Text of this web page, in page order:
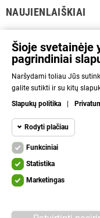
NAUJIENLAIŠKIAI
informaciją rasite
Aš sutinku su
INFORMACIJA
NAUDINGA
KITA
Šioje svetainėje
pagrindiniai
Naršydami toliau Jūs
galite sutikti ir su kitų
Slapukų politika
Rodyti plačiau
Funkciniai
Statistikos
Funkciniai
Statistika
Marketingas
Lelius.lt © 2010 - 2026 | Be